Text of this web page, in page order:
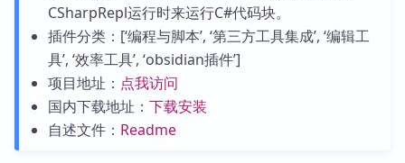
CSharpRepl运行时来运行C#代码块。
插件分类：[‘编程与脚本’, ‘第三方工具集成’, ‘编辑工
具’, ‘效率工具’, ‘obsidian插件’]
项目地址： 点我访问
国内下载地址： 下载安装
自述文件： Readme